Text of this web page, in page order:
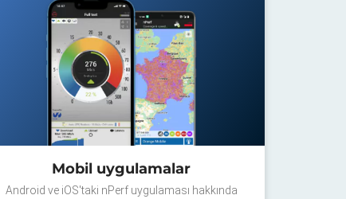
Mobil uygulamalar
Android ve iOS'taki nPerf uygulaması hakkında